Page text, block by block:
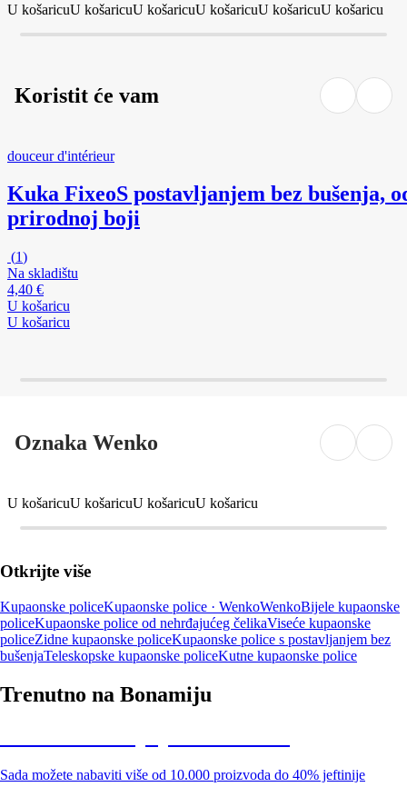
U košaricuU košaricuU košaricuU košaricuU košaricuU košaricu
Koristit će vam
douceur d'intérieur
Kuka FixeoS postavljanjem bez bušenja,
prirodnoj boji
(1)
Na skladištu
4,40 €
U košaricu
U košaricu
Oznaka Wenko
U košaricuU košaricuU košaricuU košaricu
Otkrijte više
Kupaonske policeKupaonske police · WenkoWenkoBijele kupaonske
policeKupaonske police od nehrđajućeg čelikaViseće kupaonske
policeZidne kupaonske policeKupaonske police s postavljanjem bez
bušenjaTeleskopske kupaonske policeKutne kupaonske police
Trenutno na Bonamiju
Sada možete nabaviti više od 10.000 proizvoda do 40% jeftinije